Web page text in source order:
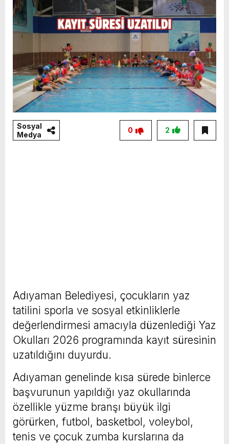
Sosyal
Medya
2
0
Adıyaman Belediyesi, çocukların yaz
tatilini sporla ve sosyal etkinliklerle
değerlendirmesi amacıyla düzenlediği Yaz
Okulları 2026 programında kayıt süresinin
uzatıldığını duyurdu.
Adıyaman genelinde kısa sürede binlerce
başvurunun yapıldığı yaz okullarında
özellikle yüzme branşı büyük ilgi
görürken, futbol, basketbol, voleybol,
tenis ve çocuk zumba kurslarına da